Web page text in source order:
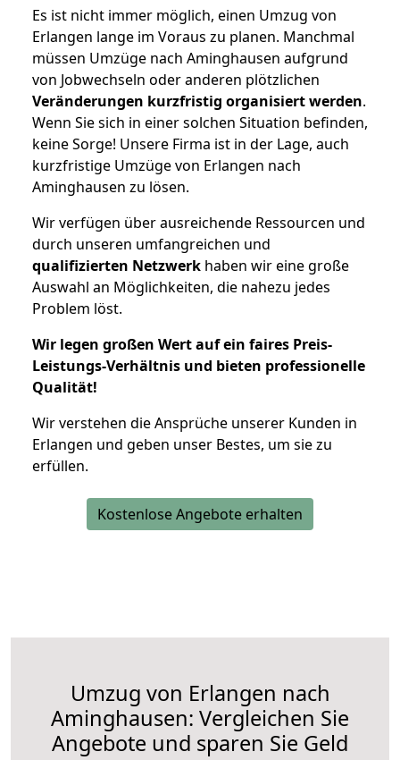
Es ist nicht immer möglich, einen Umzug von
Erlangen lange im Voraus zu planen. Manchmal
müssen Umzüge nach Aminghausen aufgrund
von Jobwechseln oder anderen plötzlichen
Veränderungen kurzfristig organisiert werden.
Wenn Sie sich in einer solchen Situation befinden,
keine Sorge! Unsere Firma ist in der Lage, auch
kurzfristige Umzüge von Erlangen nach
Aminghausen zu lösen.
Wir verfügen über ausreichende Ressourcen und
durch unseren umfangreichen und
qualifizierten Netzwerk haben wir eine große
Auswahl an Möglichkeiten, die nahezu jedes
Problem löst.
Wir legen großen Wert auf ein faires Preis-
Leistungs-Verhältnis und bieten professionelle
Qualität!
Wir verstehen die Ansprüche unserer Kunden in
Erlangen und geben unser Bestes, um sie zu
erfüllen.
Kostenlose Angebote erhalten
Umzug von Erlangen nach
Aminghausen: Vergleichen Sie
Angebote und sparen Sie Geld